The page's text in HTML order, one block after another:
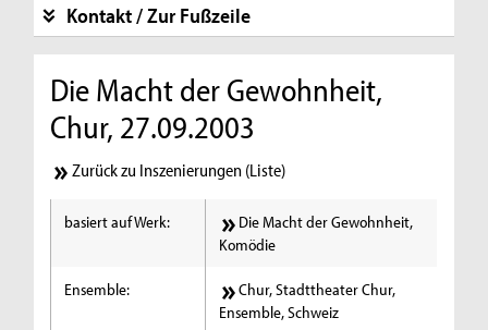
Kontakt / Zur Fußzeile
Die Macht der Gewohnheit,
Chur, 27.09.2003
Zurück zu Inszenierungen (Liste)
basiert auf Werk:
Die Macht der Gewohnheit,
Komödie
Ensemble:
Chur, Stadttheater Chur,
Ensemble, Schweiz